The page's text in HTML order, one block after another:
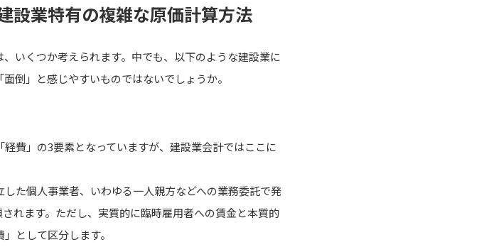
設業特有の複雑な原価計算方法
いくつか考えられます。中でも、以下のような建設業に
倒」と感じやすいものではないでしょうか。
費」の3要素となっていますが、建設業会計ではここに
た個人事業者、いわゆる一人親方などへの業務委託で発
れます。ただし、実質的に臨時雇用者への賃金と本質的
として区分します。